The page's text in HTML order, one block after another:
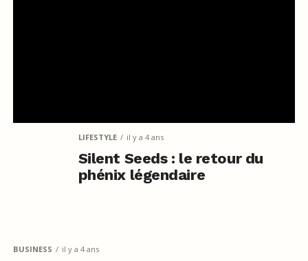
LIFESTYLE il y a 4 ans
Silent Seeds : le retour du
phénix légendaire
BUSINESS il y a 4 ans